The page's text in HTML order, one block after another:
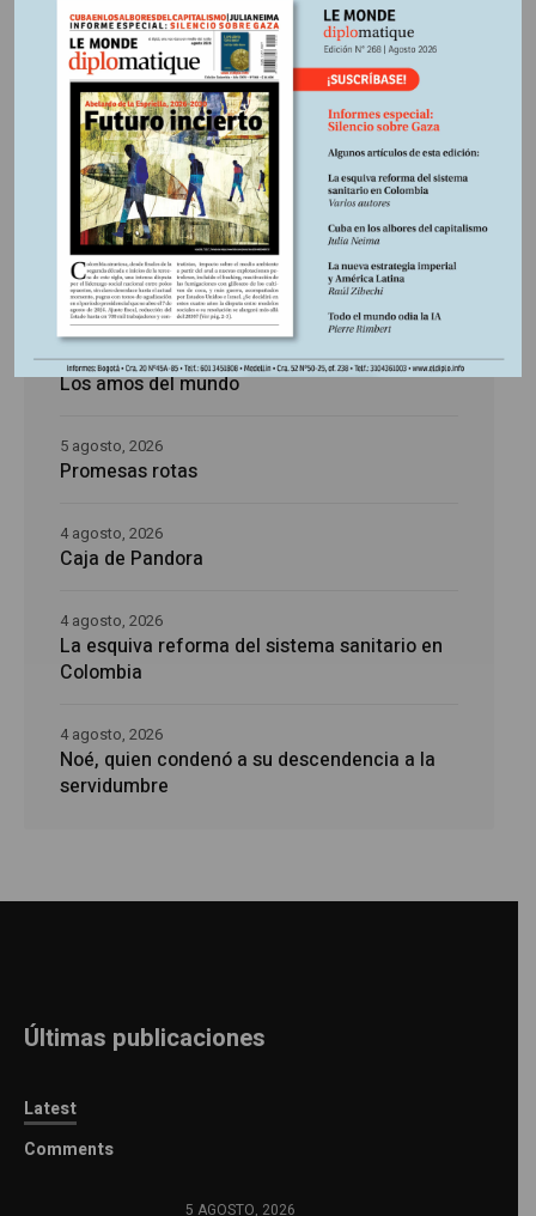
Últimas publicaciones
La época de la intranquilidad
5 agosto, 2026
Los amos del mundo
5 agosto, 2026
Promesas rotas
5 agosto, 2026
Caja de Pandora
4 agosto, 2026
La esquiva reforma del sistema sanitario en
Colombia
4 agosto, 2026
Noé, quien condenó a su descendencia a la
servidumbre
4 agosto, 2026
Últimas publicaciones
Latest
Comments
5 AGOSTO, 2026